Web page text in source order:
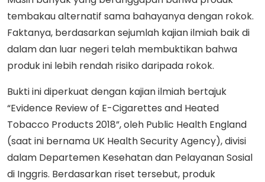
tembakau alternatif sama bahayanya dengan rokok.
Faktanya, berdasarkan sejumlah kajian ilmiah baik di
dalam dan luar negeri telah membuktikan bahwa
produk ini lebih rendah risiko daripada rokok.
Bukti ini diperkuat dengan kajian ilmiah bertajuk
“Evidence Review of E-Cigarettes and Heated
Tobacco Products 2018”, oleh Public Health England
(saat ini bernama UK Health Security Agency), divisi
dalam Departemen Kesehatan dan Pelayanan Sosial
di Inggris. Berdasarkan riset tersebut, produk